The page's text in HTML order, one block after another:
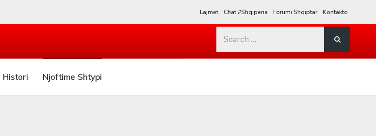
Lajmet Chat #Shqiperia Forumi Shqiptar Kontakto
Search
Histori Njoftime Shtypi